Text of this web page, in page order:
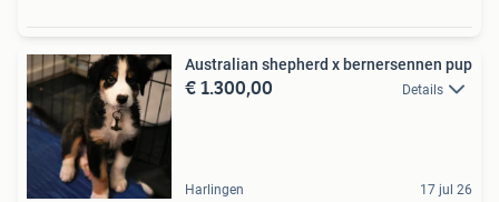
Australian shepherd x bernersennen pup
€ 1.300,00 Details
Harlingen 17 jul 26